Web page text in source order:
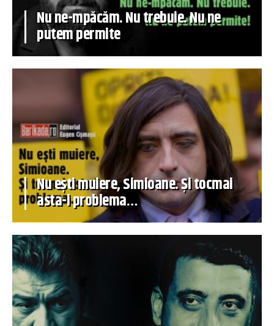
Nu ne-mpăcăm. Nu trebuie. Nu ne
putem permite
Nu ești muiere, Simioane. Și tocmai
asta-i problema…